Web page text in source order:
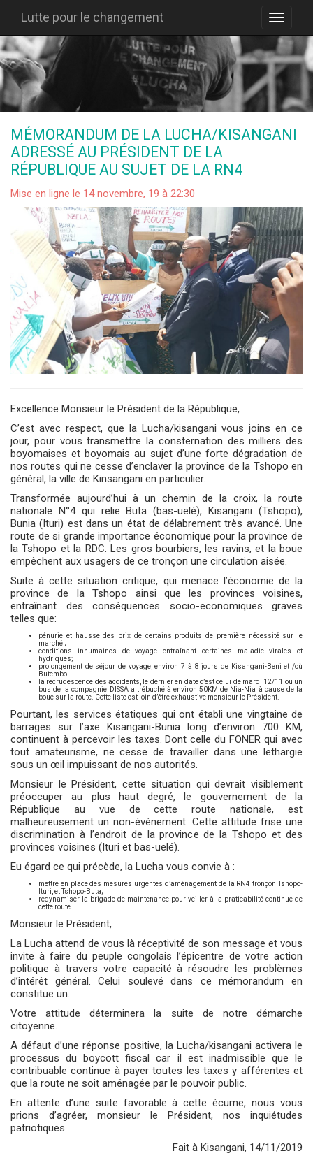
Lutte pour le changement
MÉMORANDUM DE LA LUCHA/KISANGANI
ADRESSÉ AU PRÉSIDENT DE LA
RÉPUBLIQUE AU SUJET DE LA RN4
Mise en ligne le 14 novembre, 19 à 22:30
Excellence Monsieur le Président de la République,
C’est avec respect, que la Lucha/kisangani vous joins en ce
jour, pour vous transmettre la consternation des milliers des
boyomaises et boyomais au sujet d’une forte dégradation de
nos routes qui ne cesse d’enclaver la province de la Tshopo en
général, la ville de Kinsangani en particulier.
Transformée aujourd’hui à un chemin de la croix, la route
nationale N°4 qui relie Buta (bas-uelé), Kisangani (Tshopo),
Bunia (Ituri) est dans un état de délabrement très avancé. Une
route de si grande importance économique pour la province de
la Tshopo et la RDC. Les gros bourbiers, les ravins, et la boue
empêchent aux usagers de ce tronçon une circulation aisée.
Suite à cette situation critique, qui menace l’économie de la
province de la Tshopo ainsi que les provinces voisines,
entraînant des conséquences socio-economiques graves
telles que:
pénurie et hausse des prix de certains produits de première nécessité sur le
marché ;
conditions inhumaines de voyage entraînant certaines maladie virales et
hydriques;
prolongement de séjour de voyage, environ 7 à 8 jours de Kisangani-Beni et /où
Butembo.
la recrudescence des accidents, le dernier en date c’est celui de mardi 12/11 ou un
bus de la compagnie DISSA a trébuché à environ 50KM de Nia-Nia à cause de la
boue sur la route. Cette liste est loin d’être exhaustive monsieur le Président.
Pourtant, les services étatiques qui ont établi une vingtaine de
barrages sur l’axe Kisangani-Bunia long d’environ 700 KM,
continuent à percevoir les taxes. Dont celle du FONER qui avec
tout amateurisme, ne cesse de travailler dans une lethargie
sous un œil impuissant de nos autorités.
Monsieur le Président, cette situation qui devrait visiblement
préoccuper au plus haut degré, le gouvernement de la
République au vue de cette route nationale, est
malheureusement un non-événement. Cette attitude frise une
discrimination à l’endroit de la province de la Tshopo et des
provinces voisines (Ituri et bas-uelé).
Eu égard ce qui précède, la Lucha vous convie à :
mettre en place des mesures urgentes d’aménagement de la RN4 tronçon Tshopo-
Ituri, et Tshopo-Buta;
redynamiser la brigade de maintenance pour veiller à la praticabilité continue de
cette route.
Monsieur le Président,
La Lucha attend de vous là réceptivité de son message et vous
invite à faire du peuple congolais l’épicentre de votre action
politique à travers votre capacité à résoudre les problèmes
d’intérêt général. Celui soulevé dans ce mémorandum en
constitue un.
Votre attitude déterminera la suite de notre démarche
citoyenne.
A défaut d’une réponse positive, la Lucha/kisangani activera le
processus du boycott fiscal car il est inadmissible que le
contribuable continue à payer toutes les taxes y afférentes et
que la route ne soit aménagée par le pouvoir public.
En attente d’une suite favorable à cette écume, nous vous
prions d’agréer, monsieur le Président, nos inquiétudes
patriotiques.
Fait à Kisangani, 14/11/2019